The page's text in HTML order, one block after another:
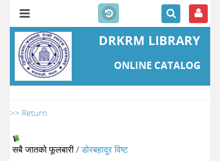
DRKRM LIBRARY
ONLINE CATALOG
>> Return
सबै जातको फूलबारी/डोरबहादुर विष्ट